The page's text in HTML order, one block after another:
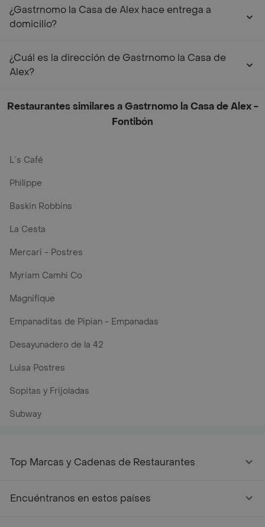
¿Gastrnomo la Casa de Alex hace entrega a
domicilio?
¿Cuál es la dirección de Gastrnomo la Casa de
Alex?
Restaurantes similares a Gastrnomo la Casa de Alex -
Fontibón
L´s Café
Philippe
Baskin Robbins
La Cesta
Mercari - Postres
Myriam Camhi Co
Magnifique
Empanaditas de Pipian - Empanadas
Desayunadero de la 42
Luisa Postres
Sopitas y Frijoladas
Subway
Top Marcas y Cadenas de Restaurantes
Encuéntranos en estos países